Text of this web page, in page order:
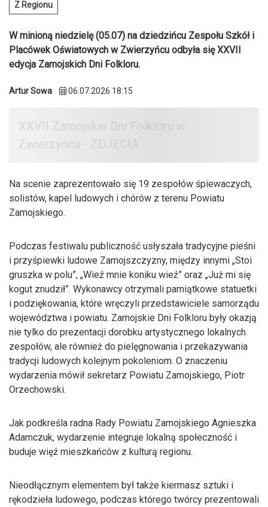
Z Regionu
W minioną niedzielę (05.07) na dziedzińcu Zespołu Szkół i
Placówek Oświatowych w Zwierzyńcu odbyła się XXVII
edycja Zamojskich Dni Folkloru.
Artur Sowa 06.07.2026 18:15
Na scenie zaprezentowało się 19 zespołów śpiewaczych,
solistów, kapel ludowych i chórów z terenu Powiatu
Zamojskiego.
Podczas festiwalu publiczność usłyszała tradycyjne pieśni
i przyśpiewki ludowe Zamojszczyzny, między innymi „Stoi
gruszka w polu”, „Wieź mnie koniku wieź” oraz „Już mi się
kogut znudził”. Wykonawcy otrzymali pamiątkowe statuetki
i podziękowania, które wręczyli przedstawiciele samorządu
województwa i powiatu. Zamojskie Dni Folkloru były okazją
nie tylko do prezentacji dorobku artystycznego lokalnych
zespołów, ale również do pielęgnowania i przekazywania
tradycji ludowych kolejnym pokoleniom. O znaczeniu
wydarzenia mówił sekretarz Powiatu Zamojskiego, Piotr
Orzechowski.
Jak podkreśla radna Rady Powiatu Zamojskiego Agnieszka
Adamczuk, wydarzenie integruje lokalną społeczność i
buduje więź mieszkańców z kulturą regionu.
Nieodłącznym elementem był także kiermasz sztuki i
rękodzieła ludowego, podczas którego twórcy prezentowali